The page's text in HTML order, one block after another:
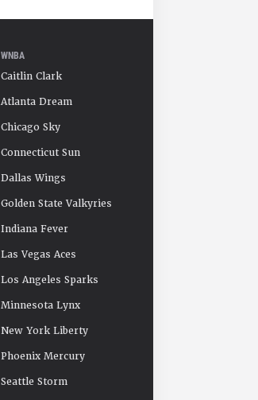
WNBA
Caitlin Clark
Atlanta Dream
Chicago Sky
Connecticut Sun
Dallas Wings
Golden State Valkyries
Indiana Fever
Las Vegas Aces
Los Angeles Sparks
Minnesota Lynx
New York Liberty
Phoenix Mercury
Seattle Storm